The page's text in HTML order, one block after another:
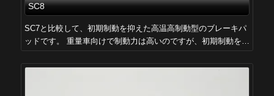
SC8
SC7と比較して、初期制動を抑えた高温高制動型のブレーキパ
ッドです。 重量車向けで制動力は高いのですが、初期制動を…